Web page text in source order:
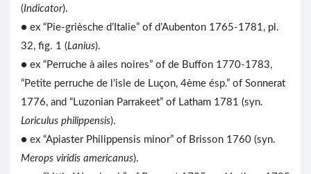
(Indicator).
● ex “Pie-grièsche d’Italie” of d’Aubenton 1765-1781, pl.
32, fig. 1 (Lanius).
● ex “Perruche à ailes noires” of de Buffon 1770-1783,
“Petite perruche de l’isle de Luçon, 4ème ésp.” of Sonnerat
1776, and “Luzonian Parrakeet” of Latham 1781 (syn.
Loriculus philippensis).
● ex “Apiaster Philippensis minor” of Brisson 1760 (syn.
Merops viridis americanus).